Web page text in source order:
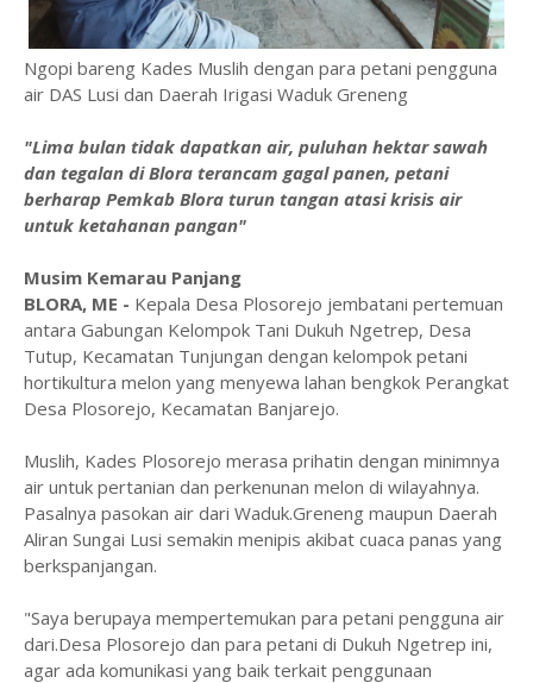
Ngopi bareng Kades Muslih dengan para petani pengguna
air DAS Lusi dan Daerah Irigasi Waduk Greneng
"Lima bulan tidak dapatkan air, puluhan hektar sawah
dan tegalan di Blora terancam gagal panen, petani
berharap Pemkab Blora turun tangan atasi krisis air
untuk ketahanan pangan"
Musim Kemarau Panjang
BLORA, ME - Kepala Desa Plosorejo jembatani pertemuan
antara Gabungan Kelompok Tani Dukuh Ngetrep, Desa
Tutup, Kecamatan Tunjungan dengan kelompok petani
hortikultura melon yang menyewa lahan bengkok Perangkat
Desa Plosorejo, Kecamatan Banjarejo.
Muslih, Kades Plosorejo merasa prihatin dengan minimnya
air untuk pertanian dan perkenunan melon di wilayahnya.
Pasalnya pasokan air dari Waduk.Greneng maupun Daerah
Aliran Sungai Lusi semakin menipis akibat cuaca panas yang
berkspanjangan.
"Saya berupaya mempertemukan para petani pengguna air
dari.Desa Plosorejo dan para petani di Dukuh Ngetrep ini,
agar ada komunikasi yang baik terkait penggunaan